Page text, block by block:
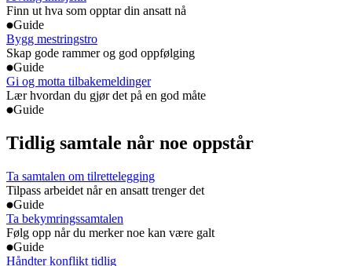
Finn ut hva som opptar din ansatt nå
Guide
Bygg mestringstro
Skap gode rammer og god oppfølging
Guide
Gi og motta tilbakemeldinger
Lær hvordan du gjør det på en god måte
Guide
Tidlig samtale når noe oppstår
Ta samtalen om tilrettelegging
Tilpass arbeidet når en ansatt trenger det
Guide
Ta bekymringssamtalen
Følg opp når du merker noe kan være galt
Guide
Håndter konflikt tidlig